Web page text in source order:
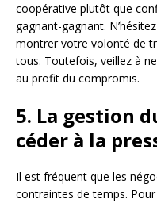
coopérative plutôt que
gagnant-gagnant.
montrer votre volonté de
tous. Toutefois, veillez à
au profit du compromis.
5. La gestion
céder à la
Il est fréquent que les
contraintes de temps.